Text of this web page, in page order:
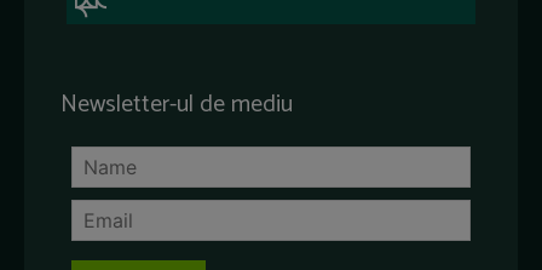
Newsletter-ul de mediu